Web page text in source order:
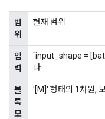
범
위
현재 범위
입
력
`input_shape =
다.
블
록
모
'[M]' 형태의 1차원,